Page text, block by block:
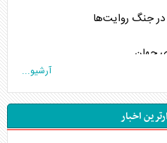
در جنگ روایت‌ها
جهان
خطای محاسباتی شد؟
و فرازمینی چین
آرشیو...
اخبار